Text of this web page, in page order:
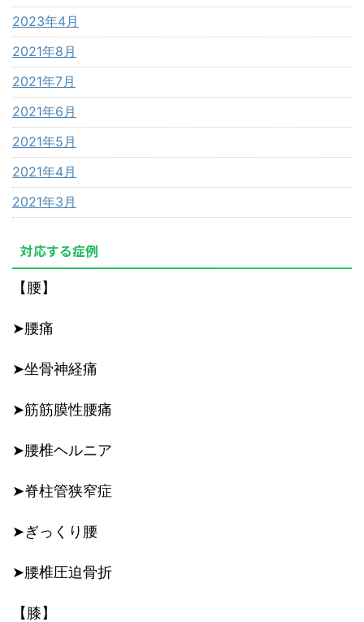
2023年4月
2021年8月
2021年7月
2021年6月
2021年5月
2021年4月
2021年3月
対応する症例
【腰】
➤腰痛
➤坐骨神経痛
➤筋筋膜性腰痛
➤腰椎ヘルニア
➤脊柱管狭窄症
➤ぎっくり腰
➤腰椎圧迫骨折
【膝】